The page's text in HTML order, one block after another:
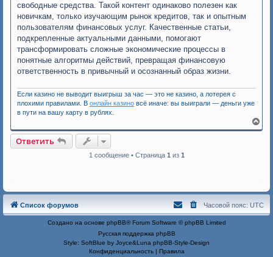
свободные средства. Такой контент одинаково полезен как
новичкам, только изучающим рынок кредитов, так и опытным
пользователям финансовых услуг. Качественные статьи,
подкрепленные актуальными данными, помогают
трансформировать сложные экономические процессы в
понятные алгоритмы действий, превращая финансовую
ответственность в привычный и осознанный образ жизни.
Если казино не выводит выигрыш за час — это не казино, а лотерея с
плохими правилами. В онлайн казино всё иначе: вы выиграли — деньги уже
в пути на вашу карту в рублях.
е
к
н
а
Ответить
1 сообщение • Страница 1 из 1
Список форумов Часовой пояс: UTC
Создано на основе phpBB® Forum Software © phpBB Limited
Русская поддержка phpBB
Style: SoftBlue by Joyce&Luna phpBB-Style-Design
Конфиденциальность| Правила